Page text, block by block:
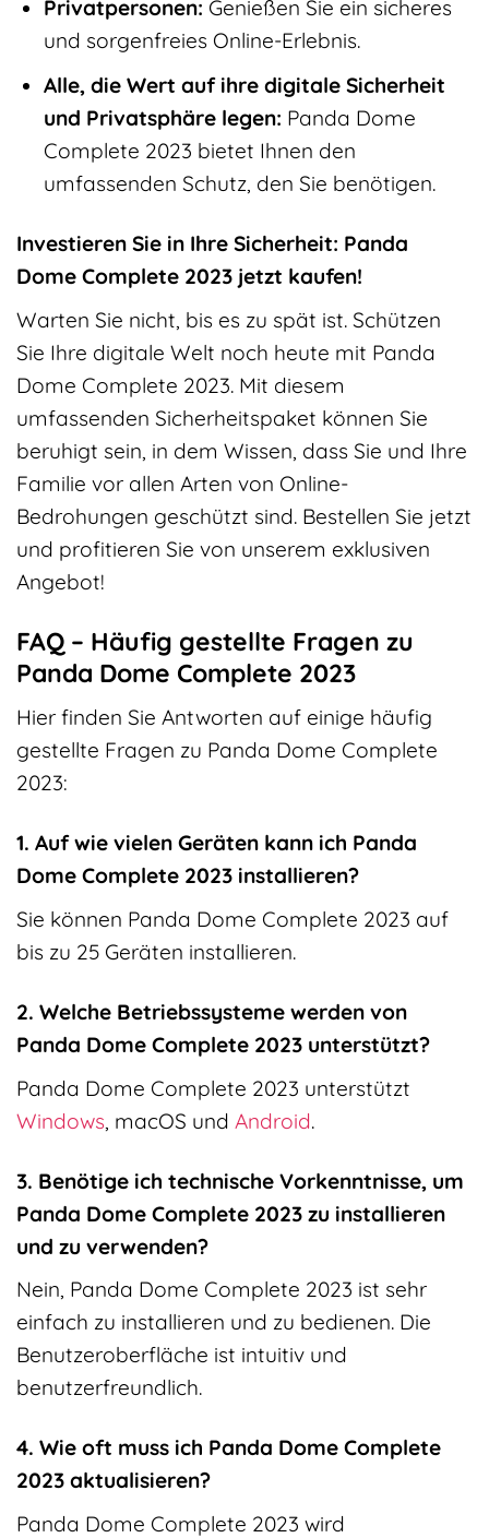
Privatpersonen: Genießen Sie ein sicheres
und sorgenfreies Online-Erlebnis.
Alle, die Wert auf ihre digitale Sicherheit
und Privatsphäre legen: Panda Dome
Complete 2023 bietet Ihnen den
umfassenden Schutz, den Sie benötigen.
Investieren Sie in Ihre Sicherheit: Panda
Dome Complete 2023 jetzt kaufen!
Warten Sie nicht, bis es zu spät ist. Schützen
Sie Ihre digitale Welt noch heute mit Panda
Dome Complete 2023. Mit diesem
umfassenden Sicherheitspaket können Sie
beruhigt sein, in dem Wissen, dass Sie und Ihre
Familie vor allen Arten von Online-
Bedrohungen geschützt sind. Bestellen Sie jetzt
und profitieren Sie von unserem exklusiven
Angebot!
FAQ – Häufig gestellte Fragen zu
Panda Dome Complete 2023
Hier finden Sie Antworten auf einige häufig
gestellte Fragen zu Panda Dome Complete
2023:
1. Auf wie vielen Geräten kann ich Panda
Dome Complete 2023 installieren?
Sie können Panda Dome Complete 2023 auf
bis zu 25 Geräten installieren.
2. Welche Betriebssysteme werden von
Panda Dome Complete 2023 unterstützt?
Panda Dome Complete 2023 unterstützt
Windows, macOS und Android.
3. Benötige ich technische Vorkenntnisse, um
Panda Dome Complete 2023 zu installieren
und zu verwenden?
Nein, Panda Dome Complete 2023 ist sehr
einfach zu installieren und zu bedienen. Die
Benutzeroberfläche ist intuitiv und
benutzerfreundlich.
4. Wie oft muss ich Panda Dome Complete
2023 aktualisieren?
Panda Dome Complete 2023 wird